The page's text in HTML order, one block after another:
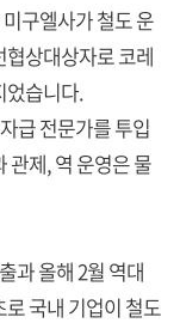
구엘사가 철도 운
상대상자로 코레
었습니다.
급 전문가를 투입
관제, 역 운영은 물
과 올해 2월 역대
국내 기업이 철도